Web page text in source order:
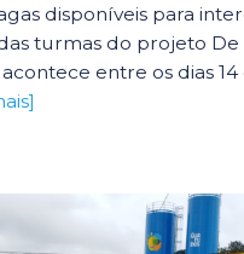
disponíveis para
turmas do projeto De
entre os dias